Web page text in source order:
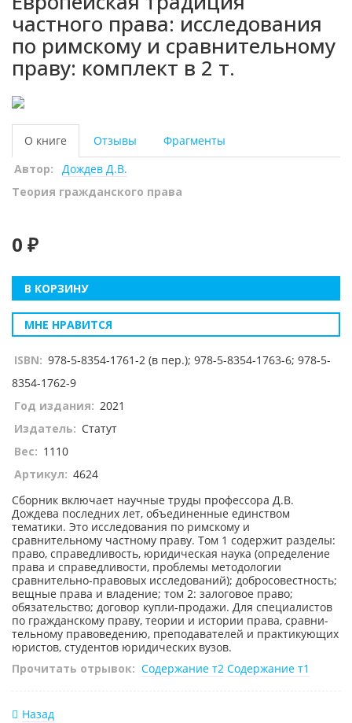
частного права: исследования
по римскому и сравнительному
праву: комплект в 2 т.
О книге Отзывы
Фрагменты
Автор:
Дождев Д.В.
Теория гражданского права
0 ₽
В КОРЗИНУ
МНЕ НРАВИТСЯ
ISBN: 978-5-8354-1761-2 (в пер.); 978-5-8354-1763-6; 978-5-
8354-1762-9
Год издания: 2021
Издатель: Статут
Вес: 1110
Артикул: 4624
Сборник включает научные труды профессора Д.В.
Дождева последних лет, объединенные единством
тематики. Это исследования по римскому и
сравнительному частному праву. Том 1 содержит разделы:
право, справедливость, юридическая наука (определение
права и справедливости, проблемы методологии
сравнительно-правовых исследований); добросовестность;
вещные права и владение; том 2: залоговое право;
обязательство; договор купли-продажи. Для специалистов
по гражданскому праву, теории и истории права, сравни-
тельному правоведению, преподавателей и практикующих
юристов, студентов юридических вузов.
Прочитать отрывок: Содержание т2 Содержание т1
Назад